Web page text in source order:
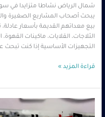
شمال الرياض نشاطا متزايدا في
يبحث أصحاب المشاريع الصغيرة
بيع معداتهم القديمة بأسعار
الثلاجات، القلايات، ماكينات
التجهيزات الأساسية إذا كنت تبحث
قراءة المزيد »
معدات
مطاعم